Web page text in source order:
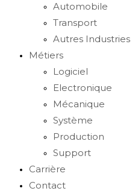
Automobile
Transport
Autres Industries
Métiers
Logiciel
Electronique
Mécanique
Système
Production
Support
Carrière
Contact